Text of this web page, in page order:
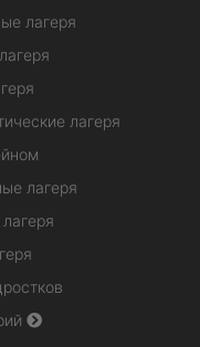
лагеря
лагеря
лагеря